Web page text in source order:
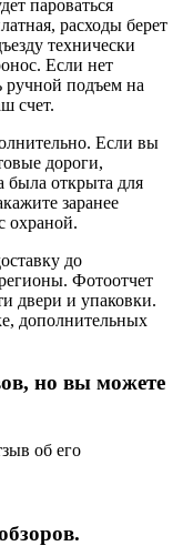
пароваться
расходы берет
технически
Если нет
ручной подъем на
счет.
Если вы
дороги,
была открыта для
заранее
охраной.
до
Фотоотчет
двери и упаковки.
дополнительных
но вы можете
об его